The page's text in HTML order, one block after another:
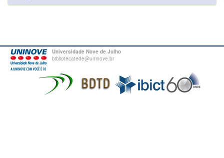
Universidade Nove de Julho
bibliotecatede@uninove.br